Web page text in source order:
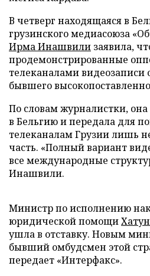
В четверг находящаяся в
грузинского медиасоюза
Ирма Инашвили заявила,
продемонстрированные
телеканалами видеозаписи
бывшего
По словам журналистки,
в Бельгию и передала для
телеканалам Грузии лишь
часть. «Полный вариант
все международные
Инашвили.
Министр по исполнению
юридической помощи
ушла в отставку. Новым
бывший омбудсмен этой
передает «Интерфакс».